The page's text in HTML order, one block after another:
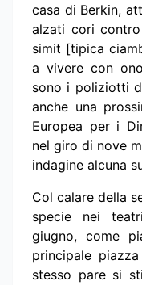
casa di Berkin,
alzati cori
simit [tipica
a vivere con
sono i poliziotti
anche una
Europea per i
nel giro di nove
indagine alcuna
Col calare della
specie nei
giugno, come
principale
stesso pare si